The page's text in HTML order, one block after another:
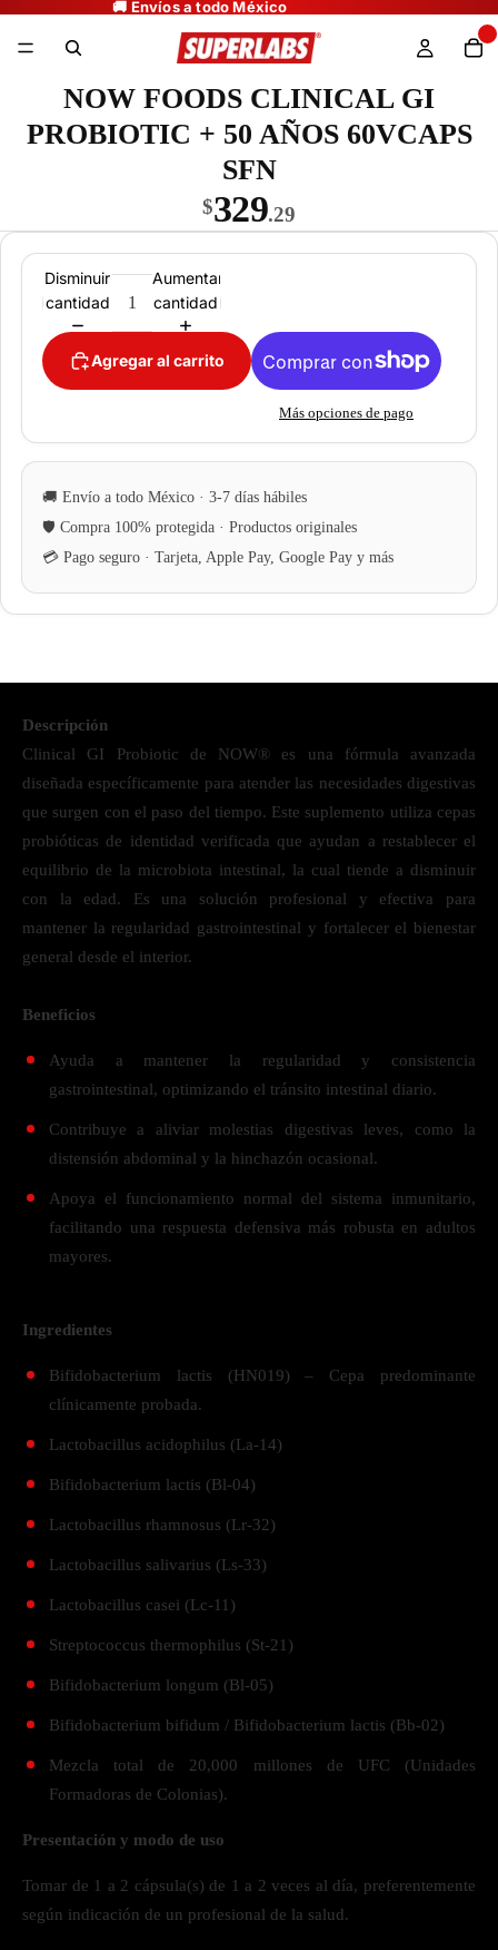
NOW FOODS CLINICAL GI
PROBIOTIC + 50 AÑOS 60VCAPS
SFN
$329.29
Disminuir
cantidad
Aumentar
cantidad
Agregar al carrito
Más opciones de pago
Descripción
Clinical GI Probiotic de NOW® es una fórmula avanzada
diseñada específicamente para atender las necesidades digestivas
que surgen con el paso del tiempo. Este suplemento utiliza cepas
probióticas de identidad verificada que ayudan a restablecer el
equilibrio de la microbiota intestinal, la cual tiende a disminuir
con la edad. Es una solución profesional y efectiva para
mantener la regularidad gastrointestinal y fortalecer el bienestar
general desde el interior.
Beneficios
Ayuda a mantener la regularidad y consistencia
gastrointestinal, optimizando el tránsito intestinal diario.
Contribuye a aliviar molestias digestivas leves, como la
distensión abdominal y la hinchazón ocasional.
Apoya el funcionamiento normal del sistema inmunitario,
facilitando una respuesta defensiva más robusta en adultos
mayores.
Ingredientes
Bifidobacterium lactis (HN019) – Cepa predominante
clínicamente probada.
Lactobacillus acidophilus (La-14)
Bifidobacterium lactis (Bl-04)
Lactobacillus rhamnosus (Lr-32)
Lactobacillus salivarius (Ls-33)
Lactobacillus casei (Lc-11)
Streptococcus thermophilus (St-21)
Bifidobacterium longum (Bl-05)
Bifidobacterium bifidum / Bifidobacterium lactis (Bb-02)
Mezcla total de 20,000 millones de UFC (Unidades
Formadoras de Colonias).
Presentación y modo de uso
Tomar de 1 a 2 cápsula(s) de 1 a 2 veces al día, preferentemente
según indicación de un profesional de la salud.